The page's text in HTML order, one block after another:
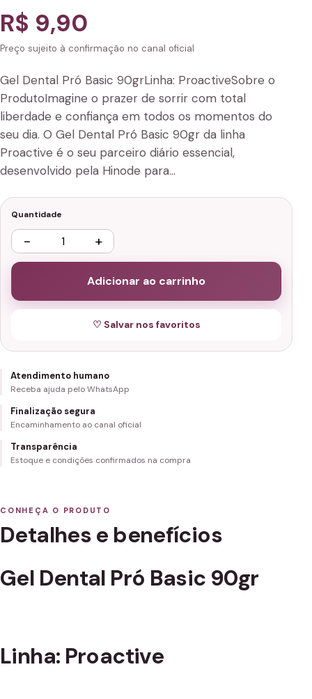
R$ 9,90
Preço sujeito à confirmação no canal oficial
Gel Dental Pró Basic 90grLinha: ProactiveSobre o
ProdutoImagine o prazer de sorrir com total
liberdade e confiança em todos os momentos do
seu dia. O Gel Dental Pró Basic 90gr da linha
Proactive é o seu parceiro diário essencial,
desenvolvido pela Hinode para…
Quantidade
− +
Adicionar ao carrinho
♡ Salvar nos favoritos
Atendimento humano
Receba ajuda pelo WhatsApp
Finalização segura
Encaminhamento ao canal oficial
Transparência
Estoque e condições confirmados na compra
CONHEÇA O PRODUTO
Detalhes e benefícios
Gel Dental Pró Basic 90gr
Linha: Proactive